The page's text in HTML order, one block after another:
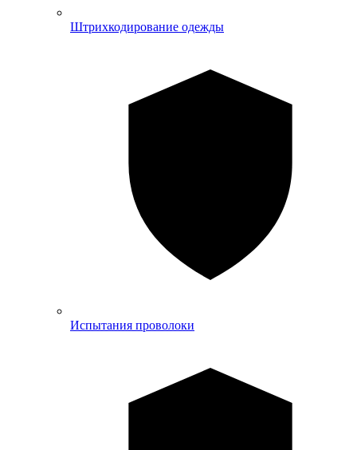
Штрихкодирование одежды
Испытания проволоки